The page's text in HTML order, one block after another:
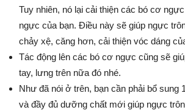
Tuy nhiên, nó lại cải thiện các bó cơ
ngực của bạn. Điều này sẽ giúp ngực
chảy xệ, căng hơn, cải thiện vóc dáng
Tác động lên các bó cơ ngực cũng sẽ
tay, lưng trên nữa đó nhé.
Như đã nói ở trên, bạn cần phải bổ sung
và đầy đủ dưỡng chất mới giúp ngực